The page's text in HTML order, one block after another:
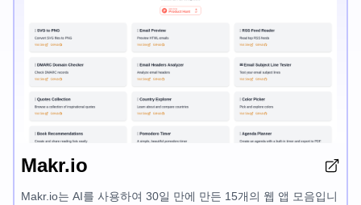
Makr.io
Makr.io는 AI를 사용하여 30일 만에 만든 15개의 웹 앱 모음입니